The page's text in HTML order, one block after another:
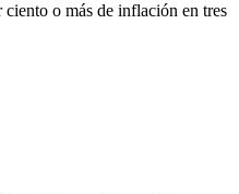
o más de inflación en tres